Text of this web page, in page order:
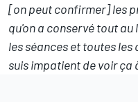
[on peut confirmer] les
qu'on a conservé tout
les séances et toutes les
suis impatient de voir ça